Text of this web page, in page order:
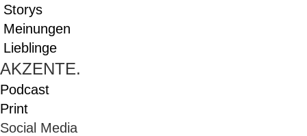
Storys
Meinungen
Lieblinge
AKZENTE.
Podcast
Print
Social Media